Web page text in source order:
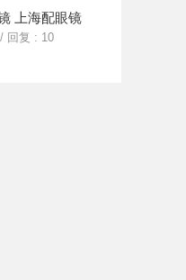
上海配眼镜
/ 回复 : 10